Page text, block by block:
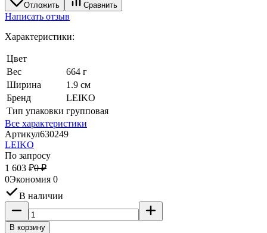
Отложить Сравнить
Написать отзыв
Характеристики:
Цвет
Вес
664 г
Ширина
1.9 см
Бренд
LEIKO
Тип упаковки групповая
Все характеристики
Артикул630249
LEIKO
По запросу
1 603 ₽0 ₽
0Экономия 0
В наличии
В корзину